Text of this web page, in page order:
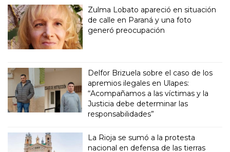
Zulma Lobato apareció en situación
de calle en Paraná y una foto
generó preocupación
Delfor Brizuela sobre el caso de los
apremios ilegales en Ulapes:
“Acompañamos a las víctimas y la
Justicia debe determinar las
responsabilidades”
La Rioja se sumó a la protesta
nacional en defensa de las tierras